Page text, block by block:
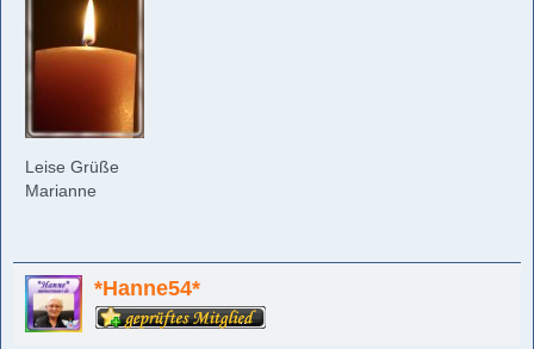
Leise Grüße
Marianne
*Hanne54*